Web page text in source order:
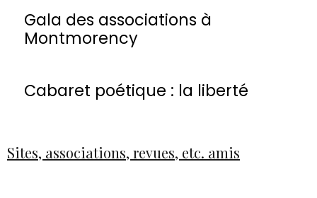
Gala des associations à
Montmorency
Cabaret poétique : la liberté
Sites, associations, revues, etc. amis